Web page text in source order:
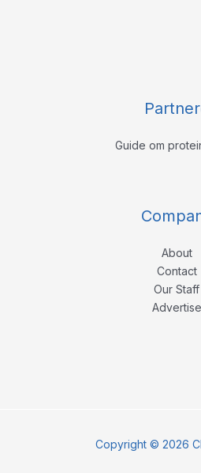
Guide om
About
Contact
Our Staff
Advertise
Copyright © 2026